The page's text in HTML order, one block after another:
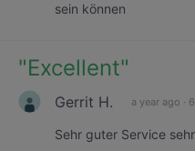
sein können
"Excellent"
Gerrit H. a year ago ·
Sehr guter Service